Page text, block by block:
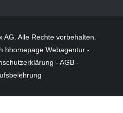
Alle Rechte vorbehalten.
hhomepage Webagentur -
- AGB-